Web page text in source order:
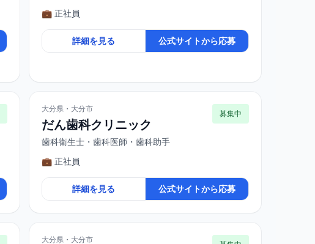
💼 正社員
詳細を見る 公式サイトから応募
大分県・大分市
だん歯科クリニック
歯科衛生士・歯科医師・歯科助手
募集中
💼 正社員
詳細を見る 公式サイトから応募
大分県・大分市